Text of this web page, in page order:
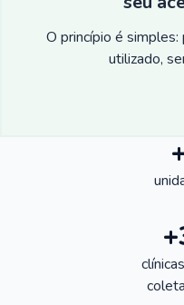
O princípio é
utilizado,